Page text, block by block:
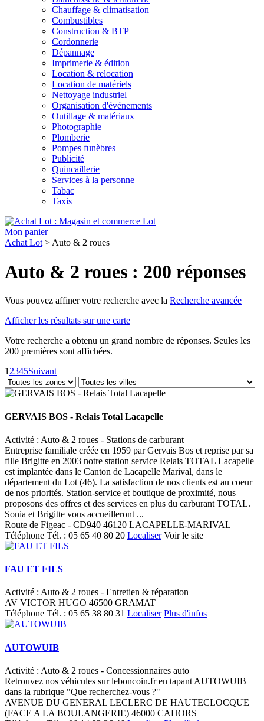
Chauffage & climatisation
Combustibles
Construction & BTP
Cordonnerie
Dépannage
Imprimerie & édition
Location & relocation
Location de matériels
Nettoyage industriel
Organisation d'événements
Outillage & matériaux
Photographie
Plomberie
Pompes funèbres
Publicité
Quincaillerie
Services à la personne
Tabac
Taxis
Lot
Mon panier
Achat Lot>Auto & 2 roues
Auto & 2 roues : 200 réponses
Vous pouvez affiner votre recherche avec la Recherche avancée
Afficher les résultats sur une carte
Votre recherche a obtenu un grand nombre de réponses. Seules les
200 premières sont affichées.
1 2345Suivant
GERVAIS BOS - Relais Total Lacapelle
Activité : Auto & 2 roues - Stations de carburant
Entreprise familiale créée en 1959 par Gervais Bos et reprise par sa
fille Brigitte en 2003 notre station service Relais TOTAL Lacapelle
est implantée dans le Canton de Lacapelle Marival, dans le
département du Lot (46). La satisfaction de nos clients est au coeur
de nos priorités. Station-service et boutique de proximité, nous
proposons des offres et des services en plus du carburant TOTAL.
Sonia et Brigitte vous accueilleront ...
Route de Figeac - CD940 46120 LACAPELLE-MARIVAL
Téléphone Tél. : 05 65 40 80 20 Localiser Voir le site
FAU ET FILS
Activité : Auto & 2 roues - Entretien & réparation
AV VICTOR HUGO 46500 GRAMAT
Téléphone Tél. : 05 65 38 80 31 Localiser Plus d'infos
AUTOWUIB
Activité : Auto & 2 roues - Concessionnaires auto
Retrouvez nos véhicules sur leboncoin.fr en tapant AUTOWUIB
dans la rubrique "Que recherchez-vous ?"
AVENUE DU GENERAL LECLERC DE HAUTECLOCQUE
(FACE A LA BOULANGERIE) 46000 CAHORS